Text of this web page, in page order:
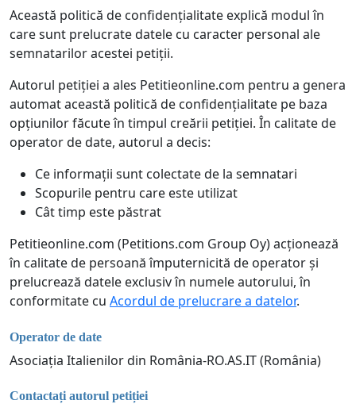
Această politică de confidențialitate explică modul în
care sunt prelucrate datele cu caracter personal ale
semnatarilor acestei petiții.
Autorul petiției a ales Petitieonline.com pentru a genera
automat această politică de confidențialitate pe baza
opțiunilor făcute în timpul creării petiției. În calitate de
operator de date, autorul a decis:
Ce informații sunt colectate de la semnatari
Scopurile pentru care este utilizat
Cât timp este păstrat
Petitieonline.com (Petitions.com Group Oy) acționează
în calitate de persoană împuternicită de operator și
prelucrează datele exclusiv în numele autorului, în
conformitate cu Acordul de prelucrare a datelor.
Operator de date
Asociația Italienilor din România-RO.AS.IT (România)
Contactați autorul petiției